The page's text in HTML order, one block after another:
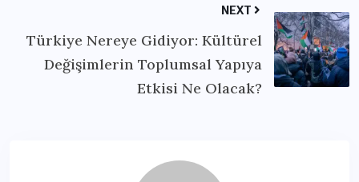
NEXT
Türkiye Nereye Gidiyor: Kültürel
Değişimlerin Toplumsal Yapıya
Etkisi Ne Olacak?